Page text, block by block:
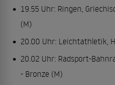
19.55 Uhr: Ringen,
(M)
20.00 Uhr: Leichtathletik,
20.02 Uhr: Radsport-
- Bronze (M)